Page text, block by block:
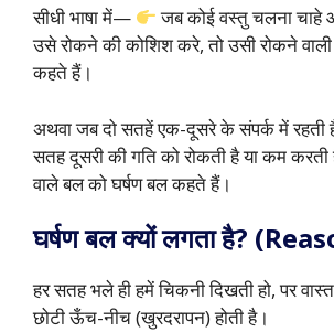
सीधी भाषा में—
जब कोई वस्तु चलना चाहे
उसे रोकने की कोशिश करे, तो उसी रोकने
कहते हैं।
अथवा जब दो सतहें एक-दूसरे के संपर्क में
सतह दूसरी की गति को रोकती है या कम
वाले बल को घर्षण बल कहते हैं।
घर्षण बल क्यों लगता है?
हर सतह भले ही हमें चिकनी दिखती हो, पर
छोटी ऊँच-नीच (खुरदरापन) होती है।